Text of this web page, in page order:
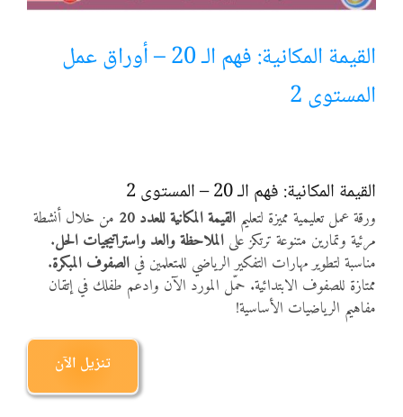
أنواع الموارد
الألعاب التفاعلية
القيمة المكانية: فهم الـ 20 – أوراق عمل
المستوى 2
القيمة المكانية: فهم الـ 20 – المستوى 2
ورقة عمل تعليمية مميزة لتعليم القيمة المكانية للعدد 20
من خلال أنشطة
مرئية وتمارين متنوعة ترتكز على الملاحظة والعد واستراتيجيات الحل.
مناسبة لتطوير مهارات التفكير الرياضي للمتعلمين في الصفوف المبكرة.
ممتازة للصفوف الابتدائية. حمّل المورد الآن وادعم طفلك في إتقان
مفاهيم الرياضيات الأساسية!
تنزيل الآن